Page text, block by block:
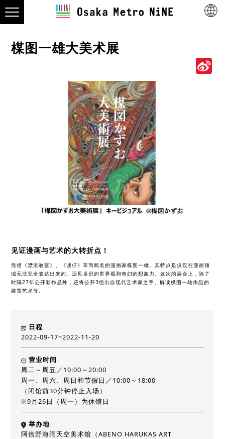
楳图一雄大美术展
见证漫画与艺术的大转折点！
凭借《漂流教室》、《诚仔》等而闻名的漫画家楳图一雄。其特点是仅仅在漫画领
域无法完全表达出来的、远见卓识的世界观和奇幻的想象力。这次的展会上，除了
时隔27年公开新作品外，还将公开3组出自现代艺术家之手、解读楳图一雄作品的
装置艺术等。
日程
2022-09-17~2022-11-20
营业时间
周二～周五／10:00～20:00
周一、周六、周日和节假日／10:00～18:00
（闭馆前30分钟停止入场）
※9月26日（周一）为休馆日
举办地
阿倍野海阔天空美术馆（ABENO HARUKAS ART